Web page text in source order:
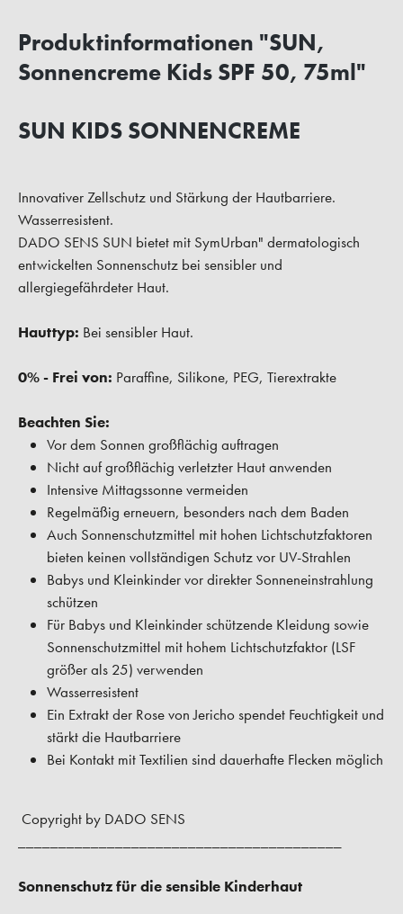
Produktinformationen "SUN,
Sonnencreme Kids SPF 50, 75ml"
SUN KIDS SONNENCREME
Innovativer Zellschutz und Stärkung der Hautbarriere.
Wasserresistent.
DADO SENS SUN bietet mit SymUrban" dermatologisch
entwickelten Sonnenschutz bei sensibler und
allergiegefährdeter Haut.
Hauttyp: Bei sensibler Haut.
0% - Frei von: Paraffine, Silikone, PEG, Tierextrakte
Beachten Sie:
Vor dem Sonnen großflächig auftragen
Nicht auf großflächig verletzter Haut anwenden
Intensive Mittagssonne vermeiden
Regelmäßig erneuern, besonders nach dem Baden
Auch Sonnenschutzmittel mit hohen Lichtschutzfaktoren
bieten keinen vollständigen Schutz vor UV-Strahlen
Babys und Kleinkinder vor direkter Sonneneinstrahlung
schützen
Für Babys und Kleinkinder schützende Kleidung sowie
Sonnenschutzmittel mit hohem Lichtschutzfaktor (LSF
größer als 25) verwenden
Wasserresistent
Ein Extrakt der Rose von Jericho spendet Feuchtigkeit und
stärkt die Hautbarriere
Bei Kontakt mit Textilien sind dauerhafte Flecken möglich
Copyright by DADO SENS
Sonnenschutz für die sensible Kinderhaut